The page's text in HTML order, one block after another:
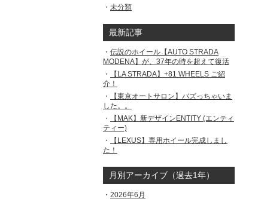
未分類
最新記事
伝説のホイール【AUTO STRADA
MODENA】が、37年の時を超えて復活
【LA STRADA】+81 WHEELS ご紹
介！
【東京オートサロン】バズっちゃいま
した。。
【MAK】新デザインENTITY (エンティ
ティー)
【LEXUS】専用ホイール完成しまし
た！
月別アーカイブ（過去1年）
2026年6月